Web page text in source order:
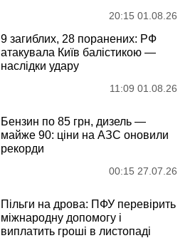
20:15 01.08.26
9 загиблих, 28 поранених: РФ
атакувала Київ балістикою —
наслідки удару
11:09 01.08.26
Бензин по 85 грн, дизель —
майже 90: ціни на АЗС оновили
рекорди
00:15 27.07.26
Пільги на дрова: ПФУ перевірить
міжнародну допомогу і
виплатить гроші в листопаді